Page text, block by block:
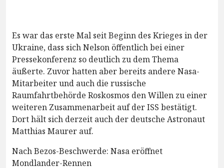
Es war das erste Mal seit Beginn des Krieges in der
Ukraine, dass sich Nelson öffentlich bei einer
Pressekonferenz so deutlich zu dem Thema
äußerte. Zuvor hatten aber bereits andere Nasa-
Mitarbeiter und auch die russische
Raumfahrtbehörde Roskosmos den Willen zu einer
weiteren Zusammenarbeit auf der ISS bestätigt.
Dort hält sich derzeit auch der deutsche Astronaut
Matthias Maurer auf.
Nach Bezos-Beschwerde: Nasa eröffnet
Mondlander-Rennen